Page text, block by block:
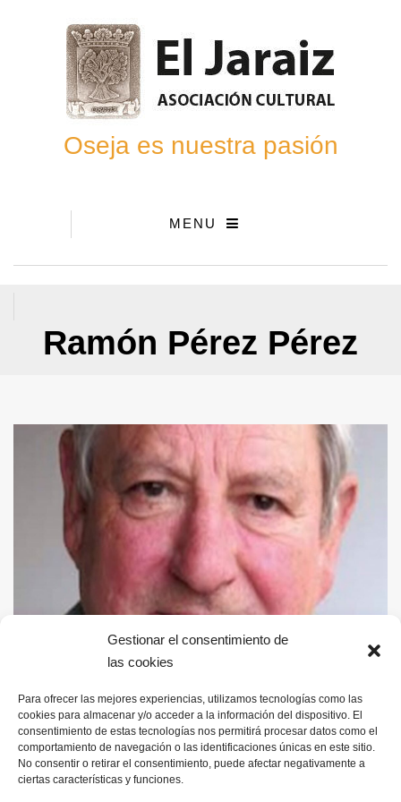
Gestionar el consentimiento de
las cookies
Para ofrecer las mejores experiencias, utilizamos tecnologías como las
cookies para almacenar y/o acceder a la información del dispositivo. El
consentimiento de estas tecnologías nos permitirá procesar datos como el
comportamiento de navegación o las identificaciones únicas en este sitio.
No consentir o retirar el consentimiento, puede afectar negativamente a
ciertas características y funciones.
Oseja es nuestra pasión
MENU
Ramón Pérez Pérez